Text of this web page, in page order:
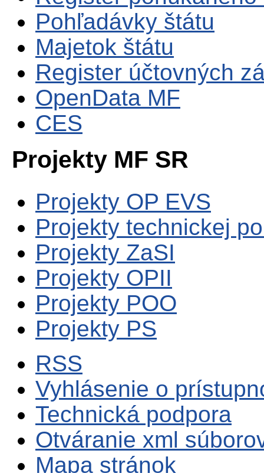
Pohľadávky štátu
Majetok štátu
Register účtovných
OpenData MF
CES
Projekty MF SR
Projekty OP EVS
Projekty technickej
Projekty ZaSI
Projekty OPII
Projekty POO
Projekty PS
RSS
Vyhlásenie o
Technická podpora
Otváranie xml
Mapa stránok